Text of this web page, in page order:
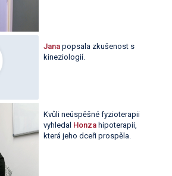
Jana popsala zkušenost s
kineziologií.
Kvůli neúspěšné fyzioterapii
vyhledal Honzahipoterapii,
která jeho dceři prospěla.